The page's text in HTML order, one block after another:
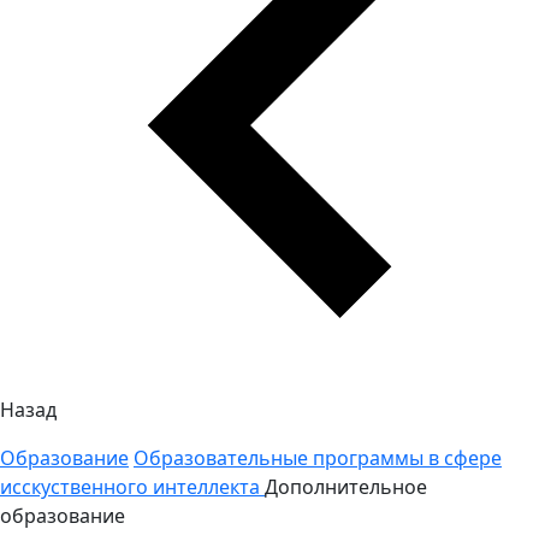
Назад
Образование Образовательные программы в сфере
исскуственного интеллекта Дополнительное
образование